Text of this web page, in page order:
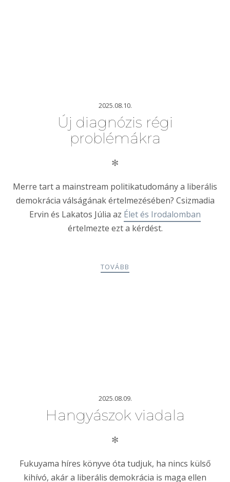
2025.08.10.
Új diagnózis régi
problémákra
✻
Merre tart a mainstream politikatudomány a liberális
demokrácia válságának értelmezésében? Csizmadia
Ervin és Lakatos Júlia az Élet és Irodalomban
értelmezte ezt a kérdést.
TOVÁBB
2025.08.09.
Hangyászok viadala
✻
Fukuyama híres könyve óta tudjuk, ha nincs külső
kihívó, akár a liberális demokrácia is maga ellen